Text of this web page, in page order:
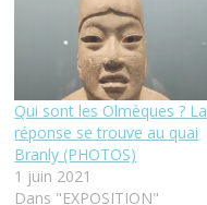
Qui sont les Olmèques ? La
réponse se trouve au quai
Branly (PHOTOS)
1 juin 2021
Dans "EXPOSITION"